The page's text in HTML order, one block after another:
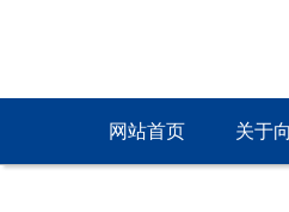
网站首页 关于